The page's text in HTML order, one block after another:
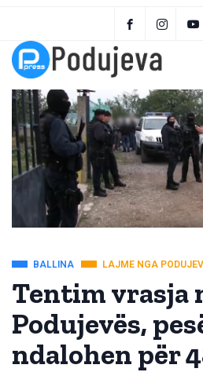
BALLINA LAJME NGA
Tentim vrasja
Podujevës,
ndalohen për